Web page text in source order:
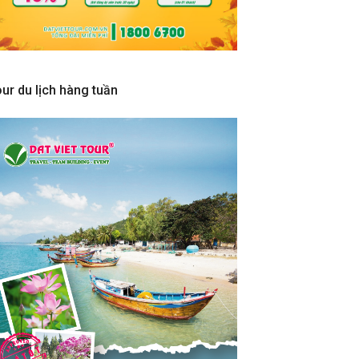
du lịch hàng tuần